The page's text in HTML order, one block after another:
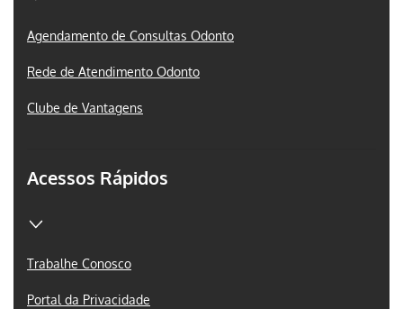
Agendamento de Consultas Odonto
Rede de Atendimento Odonto
Clube de Vantagens
Acessos Rápidos
Trabalhe Conosco
Portal da Privacidade